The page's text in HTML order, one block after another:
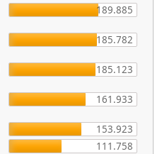
189.885
185.782
185.123
161.933
153.923
111.758